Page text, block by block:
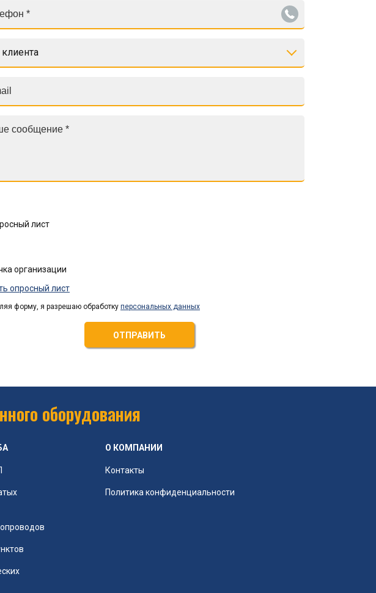
лист
организации
опросный лист
форму, я разрешаю обработку персональных данных
ОТПРАВИТЬ
оборудования
О КОМПАНИИ
Контакты
Политика конфиденциальности